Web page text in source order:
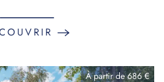
À partir de686 €